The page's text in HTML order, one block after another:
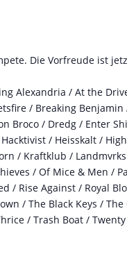
Die Vorfreude ist
Alexandria / At the
/ Breaking Benjamin
Broco / Dredg / Enter
/ Heisskalt /
/ Kraftklub /
/ Of Mice & Men /
/ Rise Against / Royal
/ The Black Keys / The
/ Trash Boat /